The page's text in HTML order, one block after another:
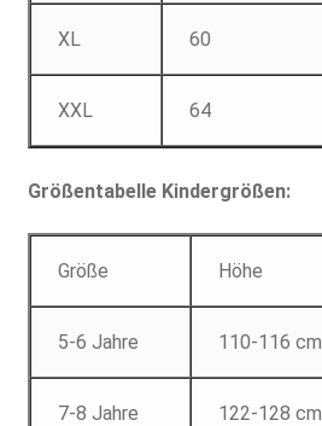
XL 60
XXL 64
Größentabelle Kindergrößen:
Größe Höhe
5-6 Jahre 110-116 cm
7-8 Jahre 122-128 cm